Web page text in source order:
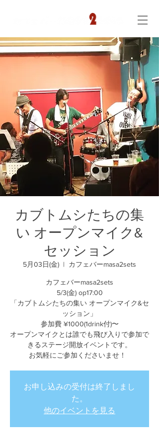
カブトムシたちの集
い オープンマイク&
セッション
5月03日(金)
  |
カフェバーmasa2sets
カフェバーmasa2sets
5/3(金) op17:00
「カブトムシたちの集い オープンマイク&セ
ッション」
参加費 ¥1000(1drink付)〜
オープンマイクとは誰でも飛び入りで参加で
きるステージ開放イベントです。
お気軽にご参加くださいませ！
お申し込みの受付は終了しまし
た。
他のイベントを見る